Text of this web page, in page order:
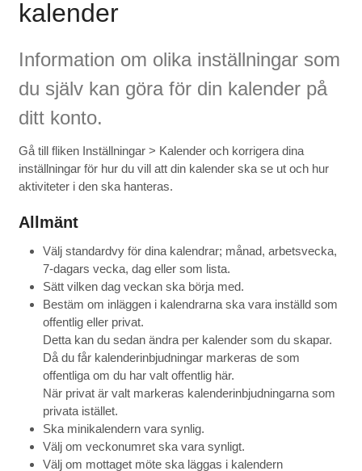
kalender
Information om olika inställningar som
du själv kan göra för din kalender på
ditt konto.
Gå till fliken Inställningar > Kalender och korrigera dina
inställningar för hur du vill att din kalender ska se ut och hur
aktiviteter i den ska hanteras.
Allmänt
Välj standardvy för dina kalendrar; månad, arbetsvecka,
7-dagars vecka, dag eller som lista.
Sätt vilken dag veckan ska börja med.
Bestäm om inläggen i kalendrarna ska vara inställd som
offentlig eller privat.
Detta kan du sedan ändra per kalender som du skapar.
Då du får kalenderinbjudningar markeras de som
offentliga om du har valt offentlig här.
När privat är valt markeras kalenderinbjudningarna som
privata istället.
Ska minikalendern vara synlig.
Välj om veckonumret ska vara synligt.
Välj om mottaget möte ska läggas i kalendern